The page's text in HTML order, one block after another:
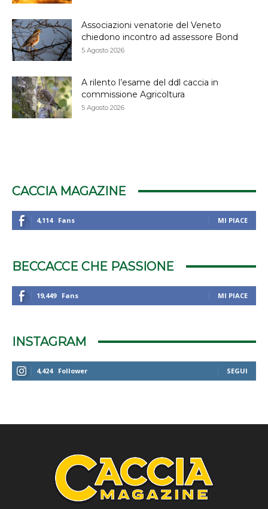
Associazioni venatorie del Veneto
chiedono incontro ad assessore Bond
5 Agosto 2026
A rilento l’esame del ddl caccia in
commissione Agricoltura
5 Agosto 2026
CACCIA MAGAZINE
4,114 Fans MI PIACE
BECCACCE CHE PASSIONE
19,449 Fans MI PIACE
INSTAGRAM
4,424 Follower SEGUI